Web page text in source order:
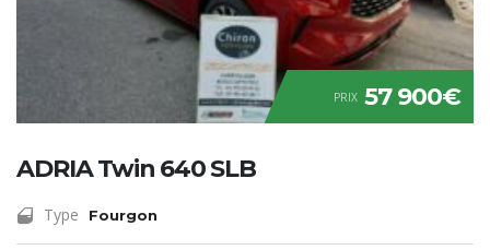
PRIX 57 900€
ADRIA Twin 640 SLB
Type Fourgon